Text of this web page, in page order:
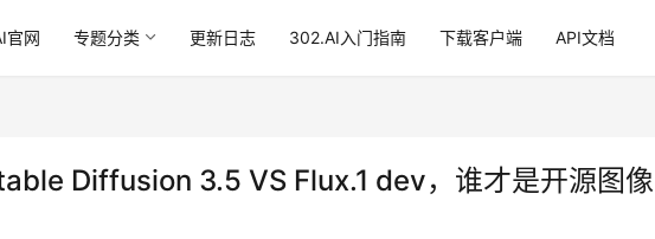
官网 专题分类 更新日志 302.AI入门指南 下载客户端 API文档
Diffusion 3.5 VS Flux.1 dev，谁才是开源图